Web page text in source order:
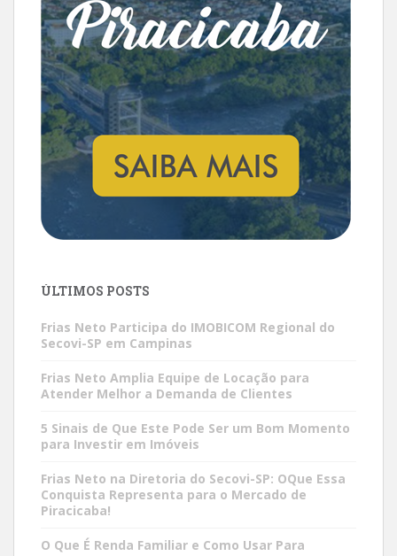
ÚLTIMOS POSTS
Frias Neto Participa do IMOBICOM Regional do
Secovi-SP em Campinas
Frias Neto Amplia Equipe de Locação para
Atender Melhor a Demanda de Clientes
5 Sinais de Que Este Pode Ser um Bom Momento
para Investir em Imóveis
Frias Neto na Diretoria do Secovi-SP: OQue Essa
Conquista Representa para o Mercado de
Piracicaba!
O Que É Renda Familiar e Como Usar Para